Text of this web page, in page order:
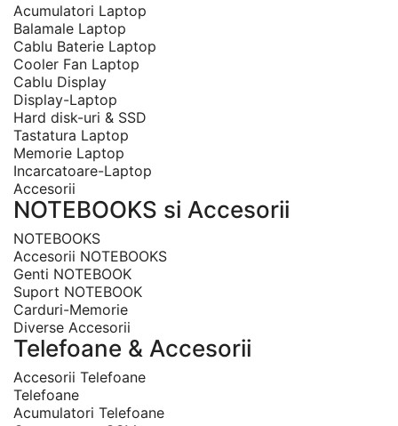
Acumulatori Laptop
Balamale Laptop
Cablu Baterie Laptop
Cooler Fan Laptop
Cablu Display
Display-Laptop
Hard disk-uri & SSD
Tastatura Laptop
Memorie Laptop
Incarcatoare-Laptop
Accesorii
NOTEBOOKS si Accesorii
NOTEBOOKS
Accesorii NOTEBOOKS
Genti NOTEBOOK
Suport NOTEBOOK
Carduri-Memorie
Diverse Accesorii
Telefoane & Accesorii
Accesorii Telefoane
Telefoane
Acumulatori Telefoane